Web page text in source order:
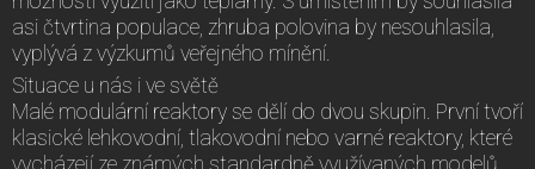
asi čtvrtina populace, zhruba polovina by nesouhlasila,
vyplývá z výzkumů veřejného mínění.
Situace u nás i ve světě
Malé modulární reaktory se dělí do dvou skupin. První tvoří
klasické lehkovodní, tlakovodní nebo varné reaktory, které
vycházejí ze známých standardně využívaných modelů